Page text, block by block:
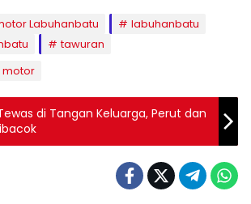
Labuhanbatu
labuhanbatu
tawuran
motor
di Tangan Keluarga, Perut dan